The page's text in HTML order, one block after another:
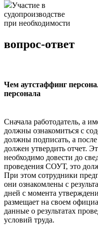
Участие в
судопроизводстве
при необходимости
вопрос-ответ
Чем аутстаффинг
персонала
Сначала работодатель, а
должны ознакомиться с
должны подписать, а после
должен утвердить отчет.
необходимо довести до
проведения СОУТ, это
При этом сотрудники
они ознакомлены с
дней с момента
размещает на своем
данные о результатах
условий труда.